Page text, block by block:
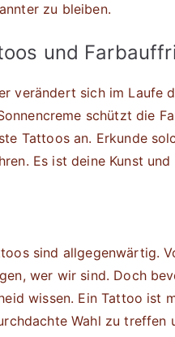
zu bleiben.
und
verändert sich im Laufe
schützt die
Tattoos an. Erkunde
Es ist deine Kunst
sind allgegenwärtig.
wer wir sind. Doch
wissen. Ein Tattoo ist
Wahl zu treffen